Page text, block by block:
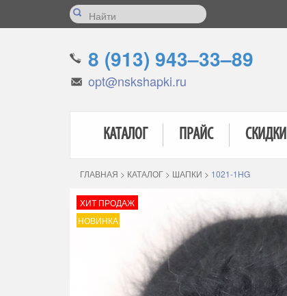
8 (913) 943–33–89
opt@nskshapki.ru
КАТАЛОГ ПРАЙС СКИДКИ
ГЛАВНАЯ > КАТАЛОГ > ШАПКИ > 1021-1HG
ХИТ ПРОДАЖ
НОВИНКА